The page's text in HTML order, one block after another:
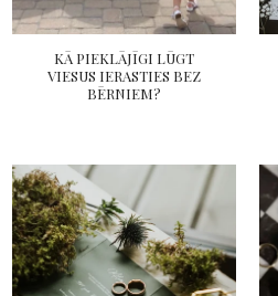
KĀ PIEKLĀJĪGI LŪGT
VIESUS IERASTIES BEZ
BĒRNIEM?